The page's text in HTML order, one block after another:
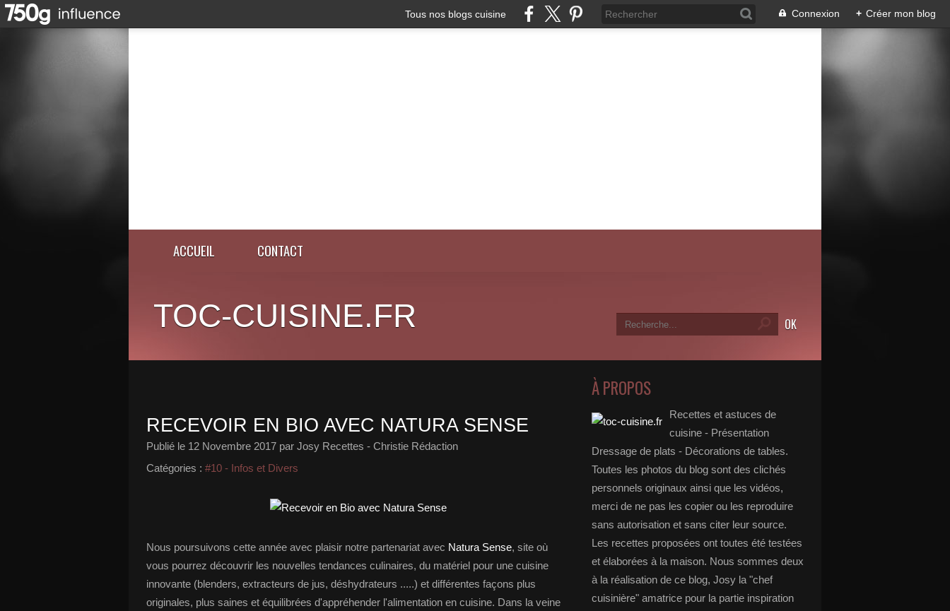
Tous nos blogs cuisine Connexion + Créer mon blog
ACCUEIL CONTACT
TOC-CUISINE.FR
RECEVOIR EN BIO AVEC NATURA SENSE
Publié le 12 Novembre 2017 par Josy Recettes - Christie Rédaction
Catégories : #10 - Infos et Divers
Nous poursuivons cette année avec plaisir notre partenariat avec Natura Sense, site où
vous pourrez découvrir les nouvelles tendances culinaires, du matériel pour une cuisine
innovante (blenders, extracteurs de jus, déshydrateurs .....) et différentes façons plus
originales, plus saines et équilibrées d'appréhender l'alimentation en cuisine. Dans la veine
À PROPOS
Recettes et astuces de
cuisine - Présentation
Dressage de plats - Décorations de tables.
Toutes les photos du blog sont des clichés
personnels originaux ainsi que les vidéos,
merci de ne pas les copier ou les reproduire
sans autorisation et sans citer leur source.
Les recettes proposées ont toutes été testées
et élaborées à la maison. Nous sommes deux
à la réalisation de ce blog, Josy la "chef
cuisinière" amatrice pour la partie inspiration